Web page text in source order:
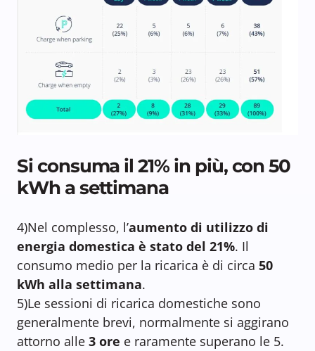
Si consuma il 21% in più, con 50
kWh a settimana
4)Nel complesso, l’aumento di utilizzo di
energia domestica è stato del 21%. Il
consumo medio per la ricarica è di circa 50
kWh alla settimana.
5)Le sessioni di ricarica domestiche sono
generalmente brevi, normalmente si aggirano
attorno alle 3 ore e raramente superano le 5.